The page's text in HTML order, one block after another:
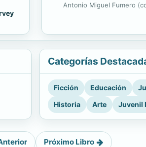
Antonio Miguel Fumero
Categorías
Ficción Educación
Historia
Arte Juvenil
Próximo Libro